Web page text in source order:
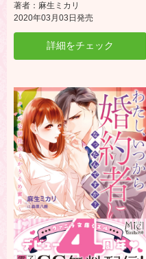
著者：麻生ミカリ
2020年03月03日発売
詳細をチェック